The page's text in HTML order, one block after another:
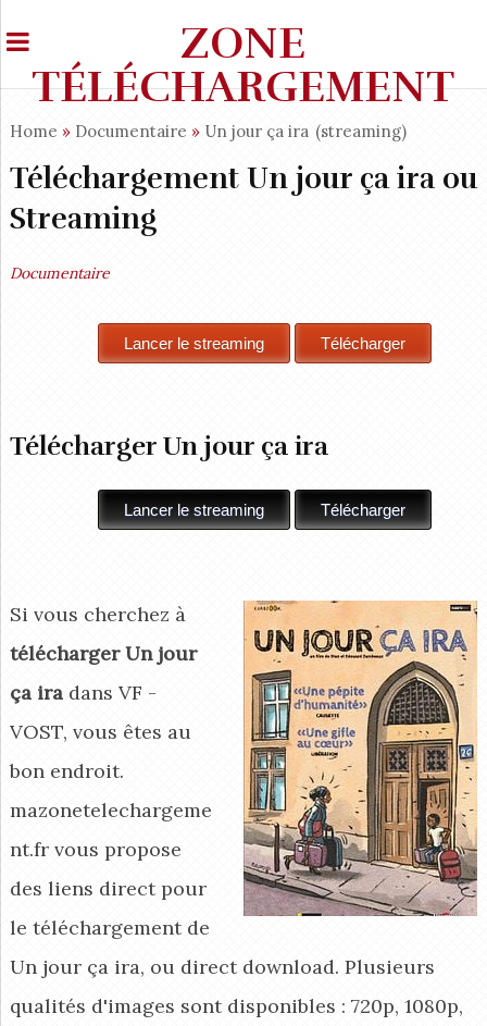
ZONE
TÉLÉCHARGEMENT
Home » Documentaire » Un jour ça ira (streaming)
Téléchargement Un jour ça ira ou
Streaming
Documentaire
Télécharger Un jour ça ira
Si vous cherchez à
télécharger Un jour
ça iradans VF -
VOST, vous êtes au
bon endroit.
mazonetelechargeme
nt.fr vous propose
des liens direct pour
le téléchargement de
Un jour ça ira, ou direct download. Plusieurs
qualités d'images sont disponibles : 720p, 1080p,